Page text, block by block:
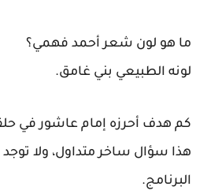
ما هو لون شعر أحمد فهمي؟
لونه الطبيعي بني غامق.
كم هدف أحرزه إمام عاشور في حلقة
هذا سؤال ساخر متداول، ولا توجد
البرنامج.